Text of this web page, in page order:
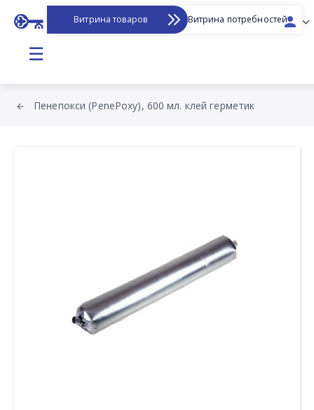
Витрина товаров Витрина потребностей
☰
Пенепокси (PenePoxy), 600 мл. клей герметик